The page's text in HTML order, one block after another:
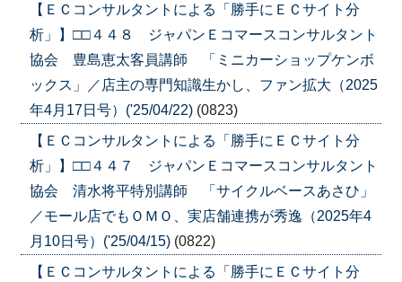
【ＥＣコンサルタントによる「勝手にＥＣサイト分
析」】□□４４８ ジャパンＥコマースコンサルタント
協会 豊島恵太客員講師 「ミニカーショップケンボ
ックス」／店主の専門知識生かし、ファン拡大（2025
年4月17日号）('25/04/22) (0823)
【ＥＣコンサルタントによる「勝手にＥＣサイト分
析」】□□４４７ ジャパンＥコマースコンサルタント
協会 清水将平特別講師 「サイクルベースあさひ」
／モール店でもＯＭＯ、実店舗連携が秀逸（2025年4
月10日号）('25/04/15) (0822)
【ＥＣコンサルタントによる「勝手にＥＣサイト分